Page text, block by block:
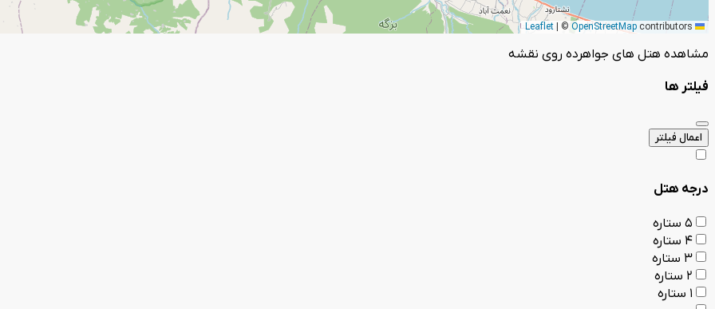
© OpenStreetMap contributors
مشاهده هتل های جواهرده روی نقشه
فیلتر ها
اعمال فیلتر
درجه هتل
5 ستاره
4 ستاره
3 ستاره
2 ستاره
1 ستاره